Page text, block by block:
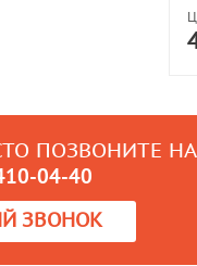
ПОЗВОНИТЕ
04-40
ЗВОНОК